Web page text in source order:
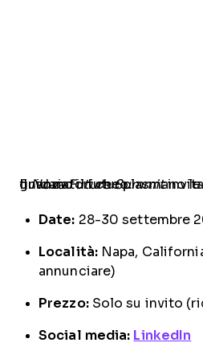
IlNova Future Summit
invita i costruttori e i finanziatori che plasmano le piattaforme che guidano il futuro.
Date: 28-30 settembre
Località:Napa,
annunciare)
Prezzo:Solo su invito
Social media: LinkedIn